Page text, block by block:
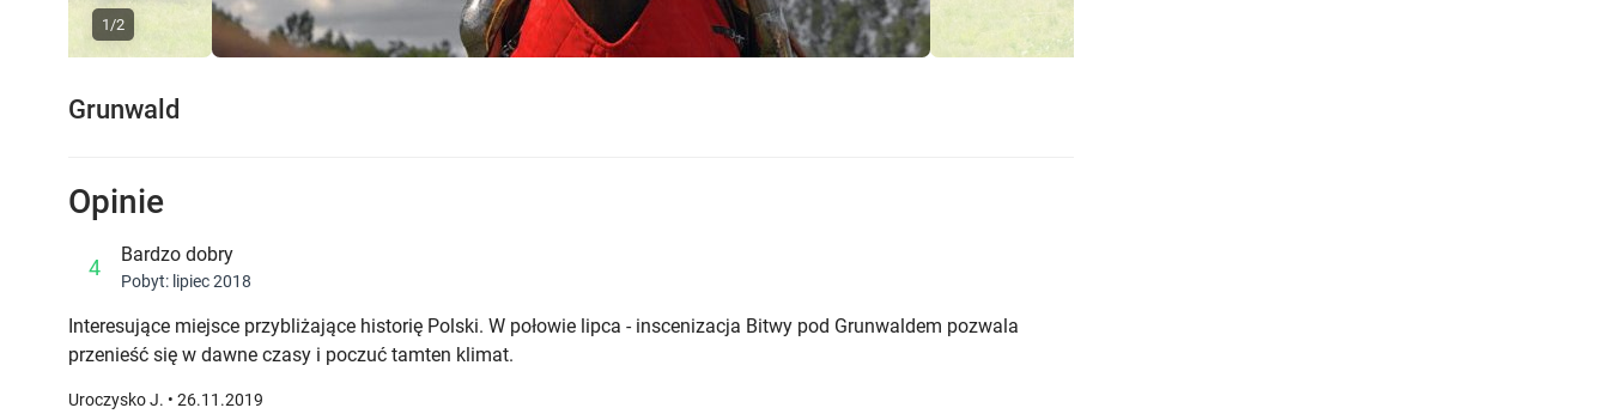
1/2
Grunwald
Opinie
4 Bardzo dobry
Pobyt: lipiec 2018
Interesujące miejsce przybliżające historię Polski. W połowie lipca - inscenizacja Bitwy pod Grunwaldem pozwala
przenieść się w dawne czasy i poczuć tamten klimat.
Uroczysko J. • 26.11.2019